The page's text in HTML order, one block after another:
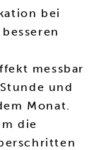
bei
messbar
und
Monat.
die